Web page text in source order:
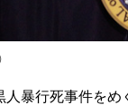
暴行死事件をめ